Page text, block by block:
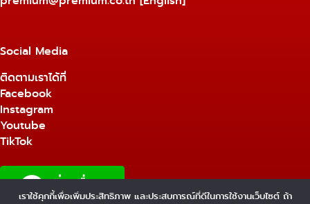
Social Media
ติดตามเราได้ที่
Facebook
Instagram
Youtube
TikTok
เราใช้คุกกี้เพื่อเพิ่มประสิทธิภาพ และประสบการณ์ที่ดีในการใช้งานเว็บไซต์ ถ้า
1